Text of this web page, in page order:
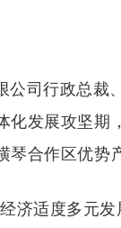
公司行政总
化发展攻坚
琴合作区优
济适度多元